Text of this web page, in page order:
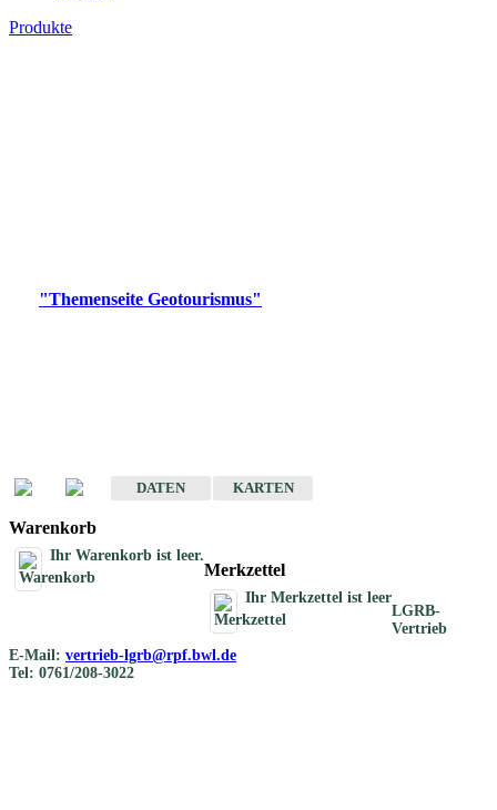
Produkte
"Themenseite Geotourismus"
DATEN
KARTEN
Warenkorb
Ihr Warenkorb ist leer.
Merkzettel
Ihr Merkzettel ist leer
LGRB-
Vertrieb
E-Mail: vertrieb-lgrb@rpf.bwl.de
Tel: 0761/208-3022